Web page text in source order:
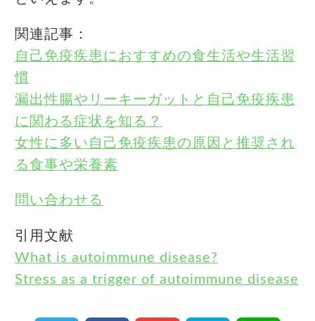
関連記事：
自己免疫疾患におすすめの食生活や生活習
慣
漏出性腸やリーキーガットと自己免疫疾患
に関わる症状を知る？
女性に多い自己免疫疾患の原因と推奨され
る食事や栄養素
問い合わせる
引用文献
What is autoimmune disease?
Stress as a trigger of autoimmune disease